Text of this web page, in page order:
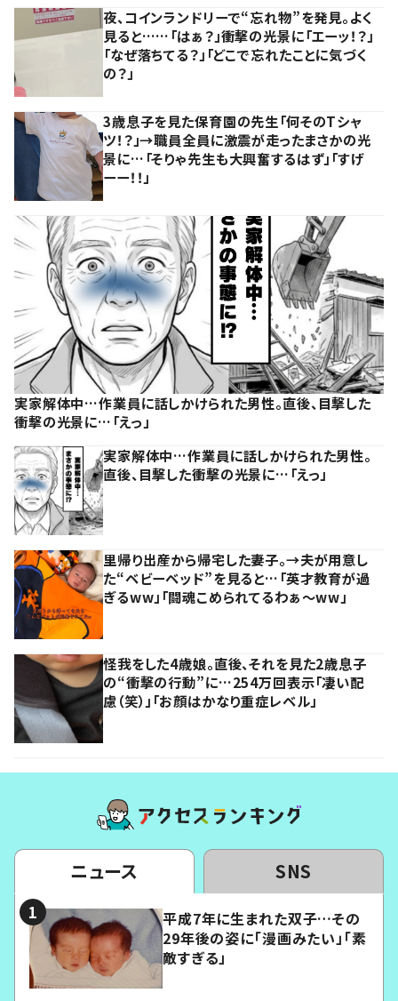
夜、コインランドリーで“忘れ物”を発見。よく
見ると……「はぁ？」衝撃の光景に「エーッ！？」
「なぜ落ちてる？」「どこで忘れたことに気づく
の？」
3歳息子を見た保育園の先生「何そのTシャ
ツ！？」→職員全員に激震が走ったまさかの光
景に…「そりゃ先生も大興奮するはず」「すげ
ーー！！」
実家解体中…作業員に話しかけられた男性。直後、目撃した
衝撃の光景に…「えっ」
実家解体中…作業員に話しかけられた男性。
直後、目撃した衝撃の光景に…「えっ」
里帰り出産から帰宅した妻子。→夫が用意し
た“ベビーベッド”を見ると…「英才教育が過
ぎるww」「闘魂こめられてるわぁ～ww」
怪我をした4歳娘。直後、それを見た2歳息子
の“衝撃の行動”に…254万回表示「凄い配
慮（笑）」「お顔はかなり重症レベル」
ニュース SNS
平成7年に生まれた双子…その
29年後の姿に「漫画みたい」「素
敵すぎる」